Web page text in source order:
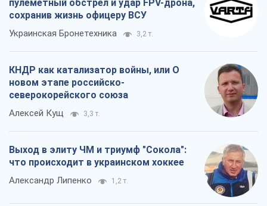
пулеметный обстрел и удар FPV-дрона,
сохранив жизнь офицеру ВСУ
Украинская Бронетехника 3,2 т.
КНДР как катализатор войны, или О
новом этапе российско-
северокорейского союза
Алексей Кущ 3,3 т.
Выход в элиту ЧМ и триумф "Сокола":
что происходит в украинском хоккее
Александр Липенко 1,2 т.